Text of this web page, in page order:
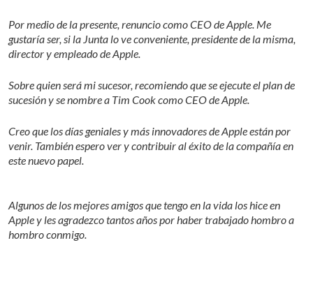
Por medio de la presente, renuncio como CEO de Apple. Me
gustaría ser, si la Junta lo ve conveniente, presidente de la misma,
director y empleado de Apple.
Sobre quien será mi sucesor, recomiendo que se ejecute el plan de
sucesión y se nombre a Tim Cook como CEO de Apple.
Creo que los días geniales y más innovadores de Apple están por
venir. También espero ver y contribuir al éxito de la compañía en
este nuevo papel.
Algunos de los mejores amigos que tengo en la vida los hice en
Apple y les agradezco tantos años por haber trabajado hombro a
hombro conmigo.